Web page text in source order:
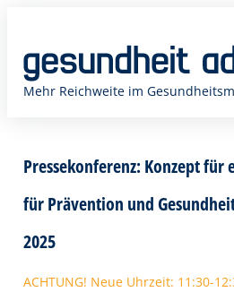
springen
Mehr Reichweite im
Pressekonferenz: Konzept für
für Prävention und
2025
ACHTUNG! Neue Uhrzeit: 11:30-